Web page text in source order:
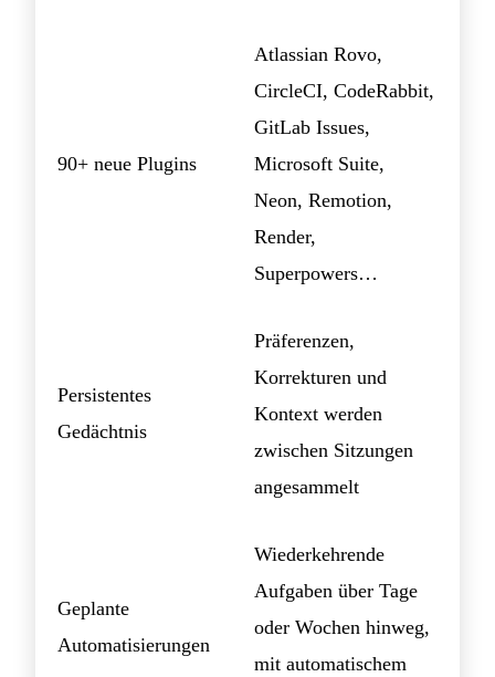
90+ neue Plugins
Atlassian Rovo,
CircleCI, CodeRabbit,
GitLab Issues,
Microsoft Suite,
Neon, Remotion,
Render,
Superpowers…
Persistentes
Gedächtnis
Präferenzen,
Korrekturen und
Kontext werden
zwischen Sitzungen
angesammelt
Geplante
Automatisierungen
Wiederkehrende
Aufgaben über Tage
oder Wochen hinweg,
mit automatischem